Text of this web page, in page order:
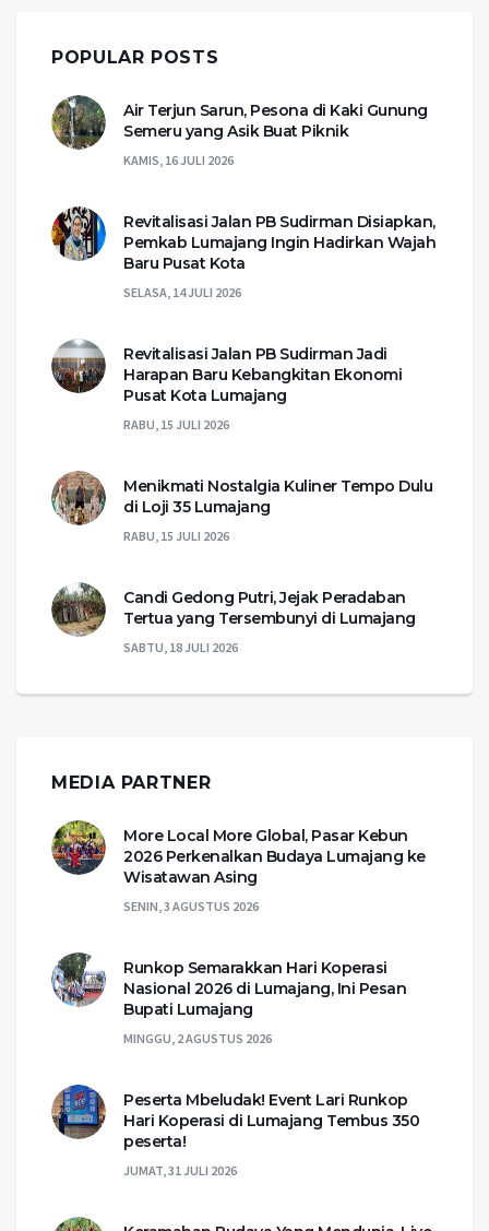
POPULAR POSTS
Air Terjun Sarun, Pesona di Kaki Gunung
Semeru yang Asik Buat Piknik
KAMIS, 16 JULI 2026
Revitalisasi Jalan PB Sudirman Disiapkan,
Pemkab Lumajang Ingin Hadirkan Wajah
Baru Pusat Kota
SELASA, 14 JULI 2026
Revitalisasi Jalan PB Sudirman Jadi
Harapan Baru Kebangkitan Ekonomi
Pusat Kota Lumajang
RABU, 15 JULI 2026
Menikmati Nostalgia Kuliner Tempo Dulu
di Loji 35 Lumajang
RABU, 15 JULI 2026
Candi Gedong Putri, Jejak Peradaban
Tertua yang Tersembunyi di Lumajang
SABTU, 18 JULI 2026
MEDIA PARTNER
More Local More Global, Pasar Kebun
2026 Perkenalkan Budaya Lumajang ke
Wisatawan Asing
SENIN, 3 AGUSTUS 2026
Runkop Semarakkan Hari Koperasi
Nasional 2026 di Lumajang, Ini Pesan
Bupati Lumajang
MINGGU, 2 AGUSTUS 2026
Peserta Mbeludak! Event Lari Runkop
Hari Koperasi di Lumajang Tembus 350
peserta!
JUMAT, 31 JULI 2026